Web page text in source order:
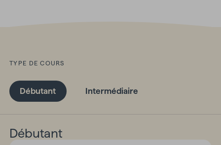
TYPE DE COURS
Débutant Intermédiaire
Débutant